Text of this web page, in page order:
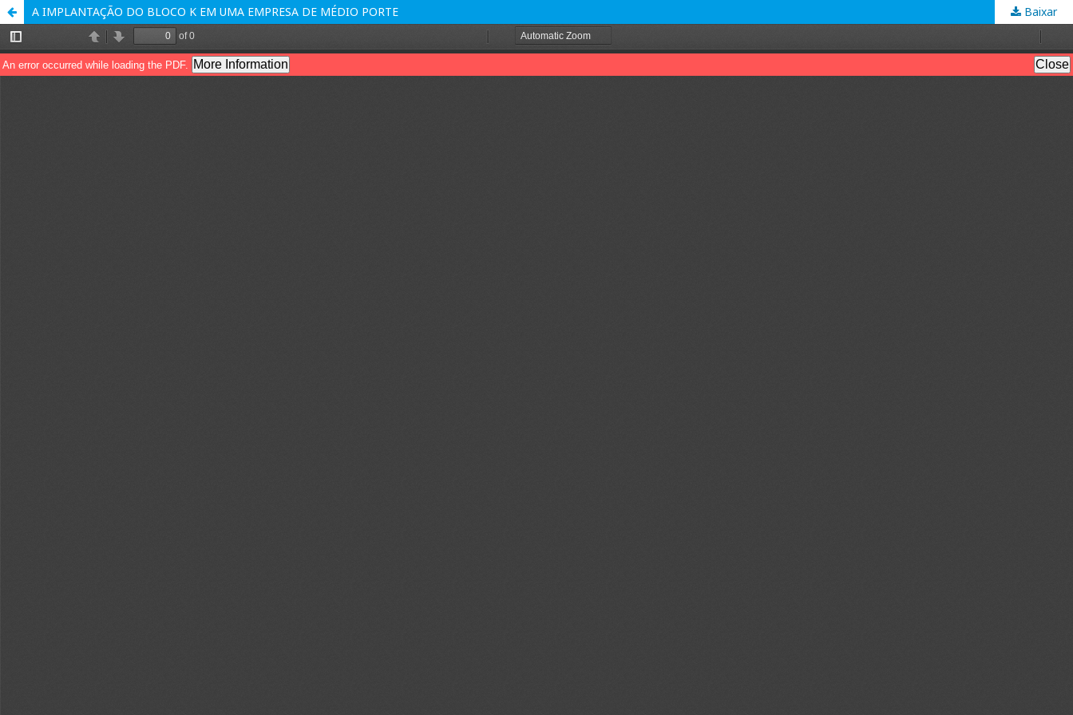
A IMPLANTAÇÃO DO BLOCO K EM UMA EMPRESA DE MÉDIO PORTE Baixar